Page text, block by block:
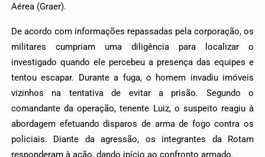
Aérea (Graer).
De acordo com informações repassadas pela corporação, os
militares cumpriam uma diligência para localizar o
investigado quando ele percebeu a presença das equipes e
tentou escapar. Durante a fuga, o homem invadiu imóveis
vizinhos na tentativa de evitar a prisão. Segundo o
comandante da operação, tenente Luiz, o suspeito reagiu à
abordagem efetuando disparos de arma de fogo contra os
policiais. Diante da agressão, os integrantes da Rotam
responderam à ação, dando início ao confronto armado.